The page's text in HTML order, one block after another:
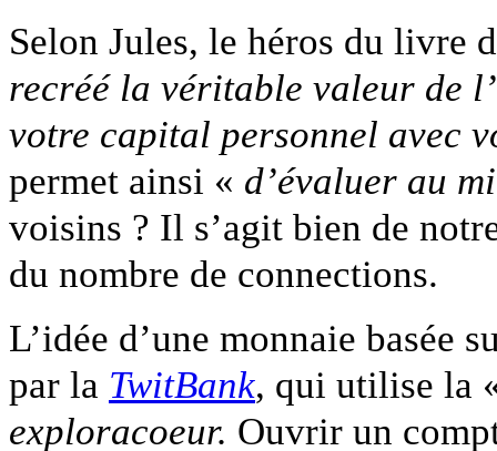
Selon Jules, le héros du livre
recréé la véritable valeur de
votre capital personnel avec
permet ainsi « d’évaluer au
voisins ? Il s’agit bien de
du nombre de connections.
L’idée d’une monnaie basée
par la TwitBank, qui utilise la
exploracoeur. Ouvrir un